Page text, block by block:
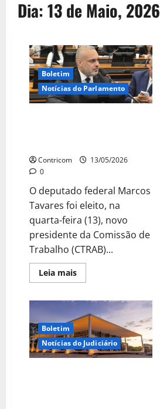
Dia:13 de Maio, 2026
Boletim
Notícias do Parlamento
Contricom
13/05/2026
0
O deputado federal Marcos
Tavares foi eleito, na
quarta-feira (13), novo
presidente da Comissão de
Trabalho (CTRAB)...
Leia maisLeia
mais
Tavares
assume
presidência
da
Comissão
de
Trabalho
Boletim
Notícias do Judiciário